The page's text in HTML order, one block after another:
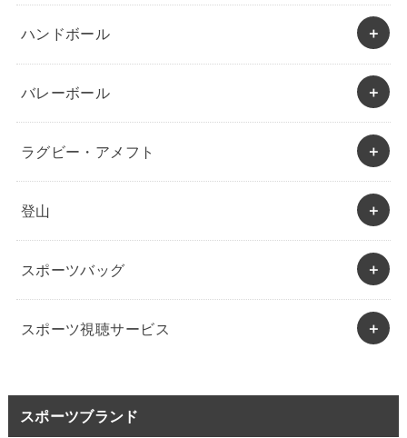
ハンドボール
バレーボール
ラグビー・アメフト
登山
スポーツバッグ
スポーツ視聴サービス
スポーツブランド